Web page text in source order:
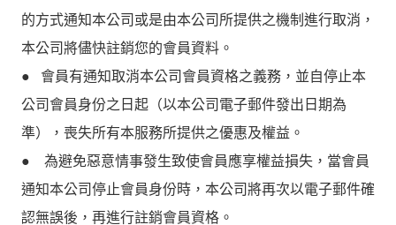
的方式通知本公司或是由本公司所提供之機制進行取消，
本公司將儘快註銷您的會員資料。
● 會員有通知取消本公司會員資格之義務，並自停止本
公司會員身份之日起（以本公司電子郵件發出日期為
準），喪失所有本服務所提供之優惠及權益。
● 為避免惡意情事發生致使會員應享權益損失，當會員
通知本公司停止會員身份時，本公司將再次以電子郵件確
認無誤後，再進行註銷會員資格。